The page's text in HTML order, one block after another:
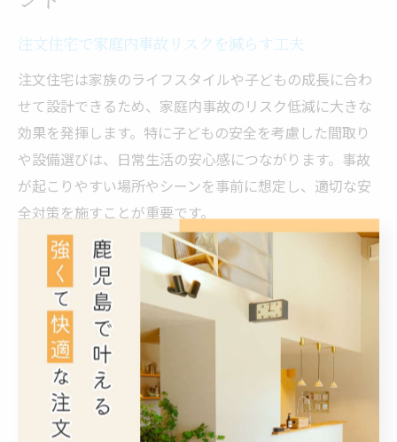
注文住宅で家庭内事故リスクを減らす工夫
注文住宅は家族のライフスタイルや子どもの成長に合わ
せて設計できるため、家庭内事故のリスク低減に大きな
効果を発揮します。特に子どもの安全を考慮した間取り
や設備選びは、日常生活の安心感につながります。事故
が起こりやすい場所やシーンを事前に想定し、適切な安
全対策を施すことが重要です。
例えば、リビングから玄関や階段が直接見えるような設
計にすることで、子どもの動きを把握しやすくなりま
す。また、必要に応じてベビーゲートや安全柵を設置で
きるスペースを確保するのも有効な工夫です。これによ
り、キッチンや浴室、階段など危険が潜む場所への無断
立ち入りを未然に防げます。
子育て世帯の注文住宅においては、家族全員が安心して